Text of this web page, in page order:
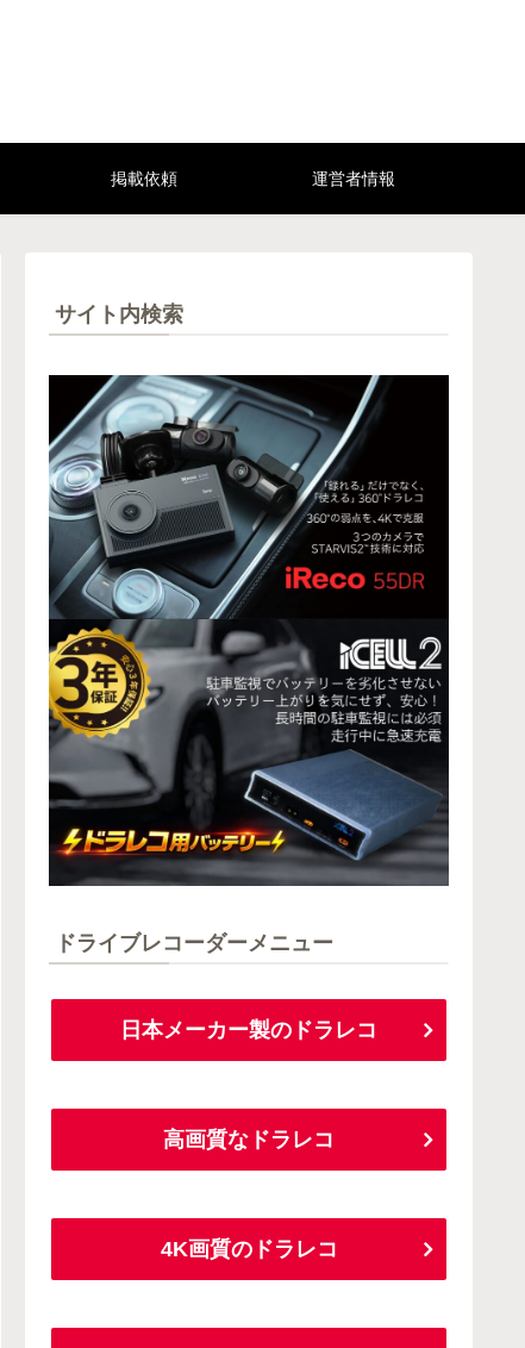
掲載依頼 運営者情報
サイト内検索
ドライブレコーダーメニュー
日本メーカー製のドラレコ
高画質なドラレコ
4K画質のドラレコ